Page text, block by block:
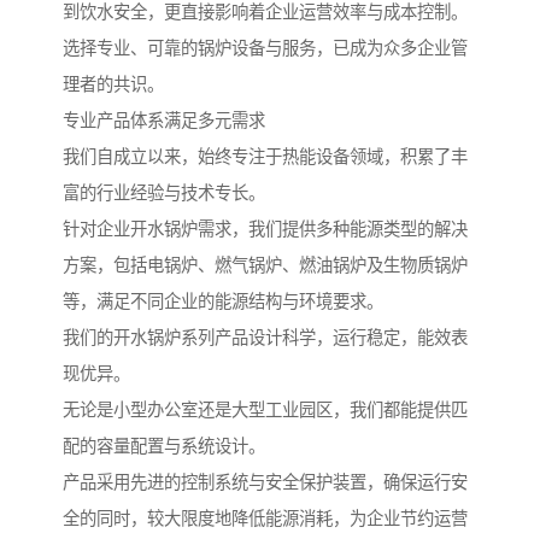
到饮水安全，更直接影响着企业运营效率与成本控制。
选择专业、可靠的锅炉设备与服务，已成为众多企业管
理者的共识。
专业产品体系满足多元需求
我们自成立以来，始终专注于热能设备领域，积累了丰
富的行业经验与技术专长。
针对企业开水锅炉需求，我们提供多种能源类型的解决
方案，包括电锅炉、燃气锅炉、燃油锅炉及生物质锅炉
等，满足不同企业的能源结构与环境要求。
我们的开水锅炉系列产品设计科学，运行稳定，能效表
现优异。
无论是小型办公室还是大型工业园区，我们都能提供匹
配的容量配置与系统设计。
产品采用先进的控制系统与安全保护装置，确保运行安
全的同时，较大限度地降低能源消耗，为企业节约运营